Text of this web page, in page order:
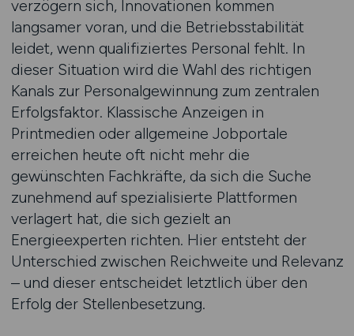
verzögern sich, Innovationen kommen
langsamer voran, und die Betriebsstabilität
leidet, wenn qualifiziertes Personal fehlt. In
dieser Situation wird die Wahl des richtigen
Kanals zur Personalgewinnung zum zentralen
Erfolgsfaktor. Klassische Anzeigen in
Printmedien oder allgemeine Jobportale
erreichen heute oft nicht mehr die
gewünschten Fachkräfte, da sich die Suche
zunehmend auf spezialisierte Plattformen
verlagert hat, die sich gezielt an
Energieexperten richten. Hier entsteht der
Unterschied zwischen Reichweite und Relevanz
– und dieser entscheidet letztlich über den
Erfolg der Stellenbesetzung.